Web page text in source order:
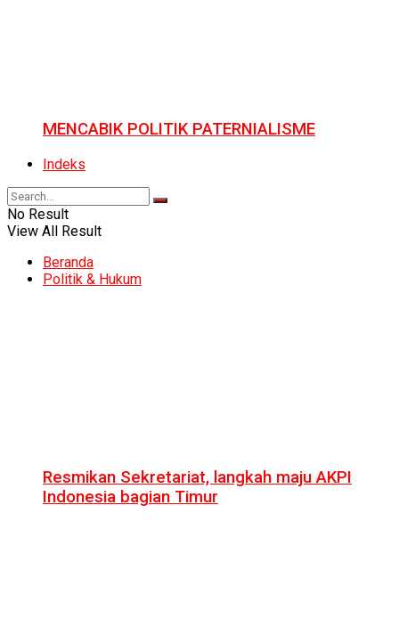
MENCABIK POLITIK PATERNIALISME
Indeks
No Result
View All Result
Beranda
Politik & Hukum
Resmikan Sekretariat, langkah maju AKPI
Indonesia bagian Timur